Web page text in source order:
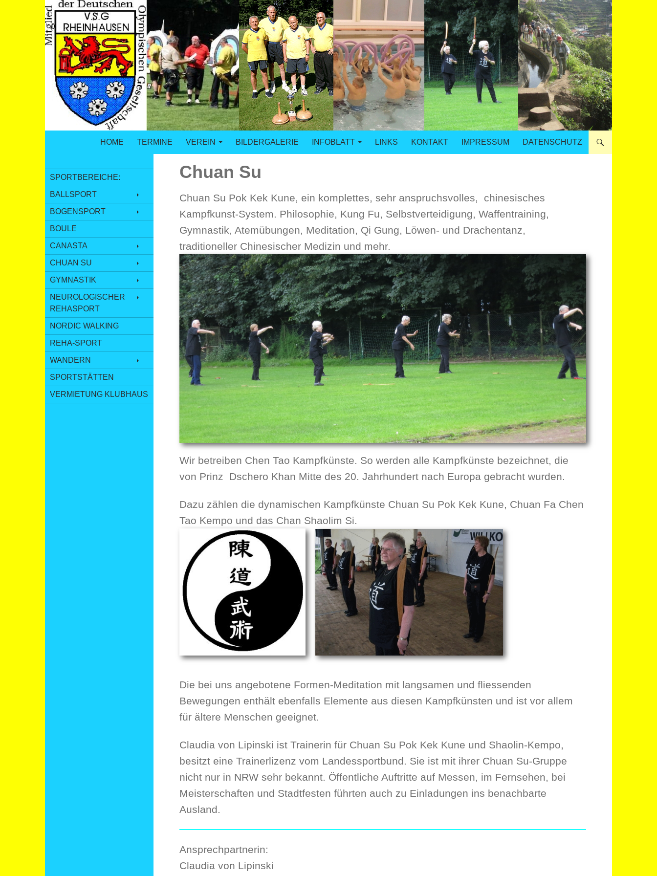
VSG Rheinhausen – Versehrtensport in Duisburg
HOME TERMINE VEREIN BILDERGALERIE INFOBLATT LINKS KONTAKT IMPRESSUM DATENSCHUTZ
Chuan Su
Chuan Su Pok Kek Kune, ein komplettes, sehr anspruchsvolles, chinesisches
Kampfkunst-System. Philosophie, Kung Fu, Selbstverteidigung, Waffentraining,
Gymnastik, Atemübungen, Meditation, Qi Gung, Löwen- und Drachentanz,
traditioneller Chinesischer Medizin und mehr.
Wir betreiben Chen Tao Kampfkünste. So werden alle Kampfkünste bezeichnet, die
von Prinz Dschero Khan Mitte des 20. Jahrhundert nach Europa gebracht wurden.
Dazu zählen die dynamischen Kampfkünste Chuan Su Pok Kek Kune, Chuan Fa Chen
Tao Kempo und das Chan Shaolim Si.
Die bei uns angebotene Formen-Meditation mit langsamen und fliessenden
Bewegungen enthält ebenfalls Elemente aus diesen Kampfkünsten und ist vor allem
für ältere Menschen geeignet.
Claudia von Lipinski ist Trainerin für Chuan Su Pok Kek Kune und Shaolin-Kempo,
besitzt eine Trainerlizenz vom Landessportbund. Sie ist mit ihrer Chuan Su-Gruppe
nicht nur in NRW sehr bekannt. Öffentliche Auftritte auf Messen, im Fernsehen, bei
Meisterschaften und Stadtfesten führten auch zu Einladungen ins benachbarte
Ausland.
Ansprechpartnerin:
Claudia von Lipinski
SPORTBEREICHE:
BALLSPORT
BOGENSPORT
BOULE
CANASTA
CHUAN SU
GYMNASTIK
NEUROLOGISCHER
REHASPORT
NORDIC WALKING
REHA-SPORT
WANDERN
SPORTSTÄTTEN
VERMIETUNG KLUBHAUS